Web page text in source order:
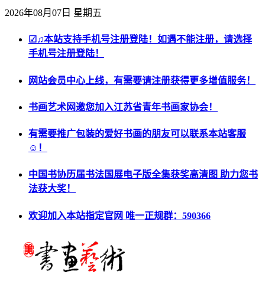
2026年08月07日 星期五
☑♫本站支持手机号注册登陆！如遇不能注册，请选择
手机号注册登陆！
网站会员中心上线，有需要请注册获得更多增值服务！
书画艺术网邀您加入江苏省青年书画家协会！
有需要推广包装的爱好书画的朋友可以联系本站客服
☺！
中国书协历届书法国展电子版全集获奖高清图 助力您书
法获大奖！
欢迎加入本站指定官网 唯一正规群：590366